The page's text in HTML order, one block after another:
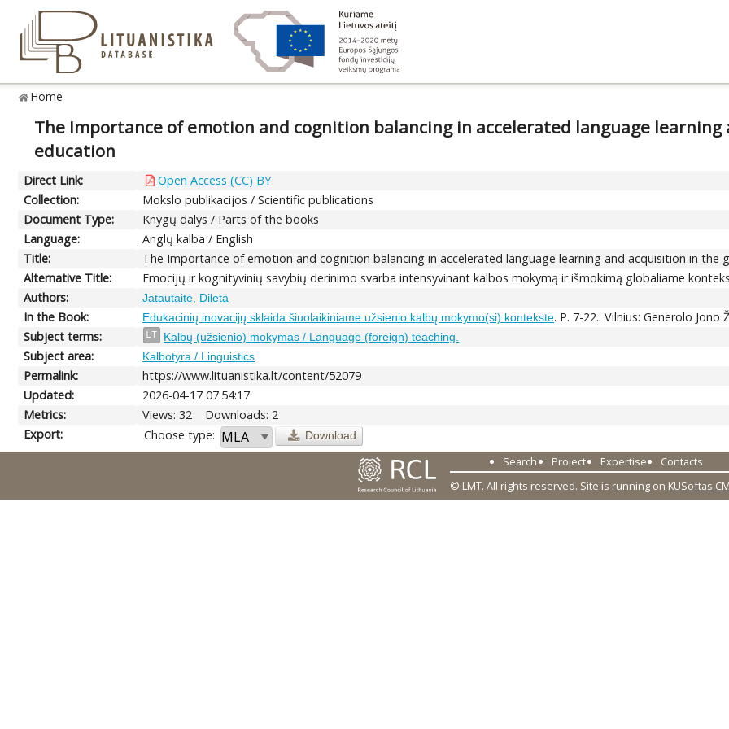
Home
The Importance of emotion and cognition balancing in accelerated language
education
Direct Link:
Open Access (CC) BY
Collection:
Mokslo publikacijos / Scientific publications
Document Type:
Knygų dalys / Parts of the books
Language:
Anglų kalba / English
Title:
The Importance of emotion and cognition balancing in accelerated language learning and acquisition in
Alternative Title:
Emocijų ir kognityvinių savybių derinimo svarba intensyvinant kalbos mokymą ir išmokimą globaliame
Authors:
Jatautaitė, Dileta
In the Book: Edukacinių inovacijų sklaida šiuolaikiniame užsienio kalbų mokymo(si) kontekste. P. 7-22.. Vilnius: Generolo
Subject terms:
LT Kalbų (užsienio) mokymas / Language (foreign) teaching.
Subject area: Kalbotyra / Linguistics
Permalink:
https://www.lituanistika.lt/content/52079
Updated:
2026-04-17 07:54:17
Metrics:
Views: 32
Downloads: 2
Export:
Choose type: Download
Search Project Expertise
Contacts
© LMT. All rights reserved. Site is running on KUSoftas